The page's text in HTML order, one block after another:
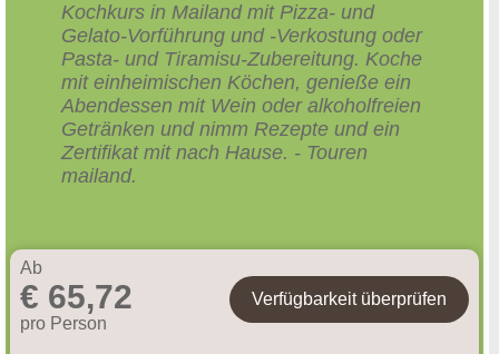
Kochkurs in Mailand mit Pizza- und
Gelato-Vorführung und -Verkostung oder
Pasta- und Tiramisu-Zubereitung. Koche
mit einheimischen Köchen, genieße ein
Abendessen mit Wein oder alkoholfreien
Getränken und nimm Rezepte und ein
Zertifikat mit nach Hause. - Touren
mailand.
Ab
€ 65,72
pro Person
Verfügbarkeit überprüfen